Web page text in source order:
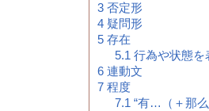
3 否定形
4 疑問形
5 存在
5.1 行為や状態を
6 連動文
7 程度
7.1 “有…（＋那么